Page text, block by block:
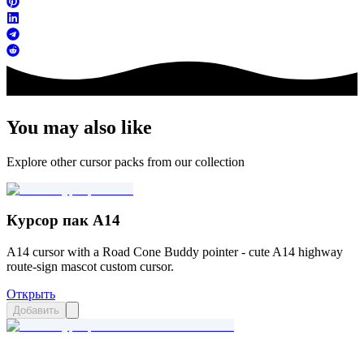
You may also like
Explore other cursor packs from our collection
Курсор пак A14
A14 cursor with a Road Cone Buddy pointer - cute A14 highway
route-sign mascot custom cursor.
Открыть
Добавить